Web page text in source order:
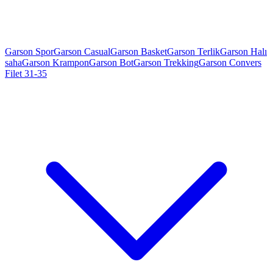
Garson SporGarson CasualGarson BasketGarson TerlikGarson Halı
sahaGarson KramponGarson BotGarson TrekkingGarson Convers
Filet 31-35